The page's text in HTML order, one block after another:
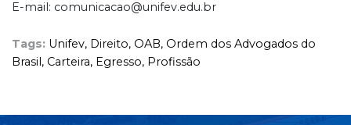
E-mail: comunicacao@unifev.edu.br
Tags: Unifev, Direito, OAB, Ordem dos Advogados do
Brasil, Carteira, Egresso, Profissão